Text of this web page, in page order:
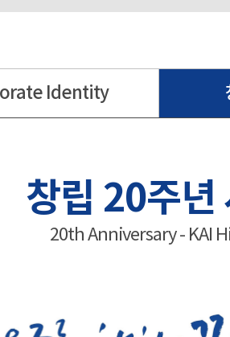
Identity
창립 20주년
20th Anniversary - KAI